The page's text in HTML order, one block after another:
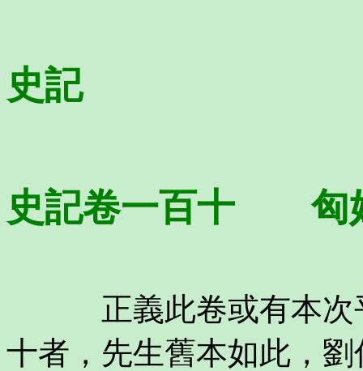
史記
史記卷一百十 匈
正義此卷或有本次平
十者，先生舊本如此，